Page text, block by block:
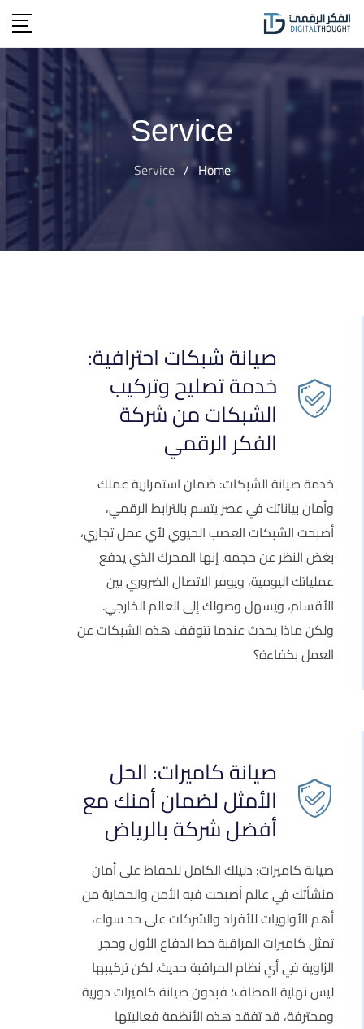
Service
Service / Home
صيانة شبكات احترافية:
خدمة تصليح وتركيب
الشبكات من شركة
الفكر الرقمي
خدمة صيانة الشبكات: ضمان استمرارية عملك
وأمان بياناتك في عصر يتسم بالترابط الرقمي،
أصبحت الشبكات العصب الحيوي لأي عمل تجاري،
بغض النظر عن حجمه. إنها المحرك الذي يدفع
عملياتك اليومية، ويوفر الاتصال الضروري بين
الأقسام، ويسهل وصولك إلى العالم الخارجي.
ولكن ماذا يحدث عندما تتوقف هذه الشبكات عن
العمل بكفاءة؟
صيانة كاميرات: الحل
الأمثل لضمان أمنك مع
أفضل شركة بالرياض
صيانة كاميرات: دليلك الكامل للحفاظ على أمان
منشأتك في عالم أصبحت فيه الأمن والحماية من
أهم الأولويات للأفراد والشركات على حد سواء،
تمثل كاميرات المراقبة خط الدفاع الأول وحجر
الزاوية في أي نظام المراقبة حديث. لكن تركيبها
ليس نهاية المطاف؛ فبدون صيانة كاميرات دورية
ومحترفة، قد تفقد هذه الأنظمة فعاليتها